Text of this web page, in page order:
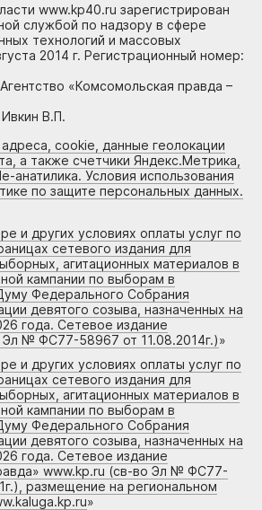
www.kp40.ru зарегистрирован
службой по надзору в сфере
технологий и массовых
2014 г. Регистрационный номер:
«Комсомольская правда –
В.П.
cookie, данные геолокации
а также счетчики Яндекс.Метрика,
анатилика. Условия использования
по защите персональных данных.
и других условиях оплаты услуг по
сетевого издания для
агитационных материалов в
кампании по выборам в
Федерального Собрания
девятого созыва, назначенных на
года. Сетевое издание
№ ФС77-58967 от 11.08.2014г.)»
и других условиях оплаты услуг по
сетевого издания для
агитационных материалов в
кампании по выборам в
Федерального Собрания
девятого созыва, назначенных на
года. Сетевое издание
www.kp.ru (св-во Эл № ФС77-
размещение на региональном
»